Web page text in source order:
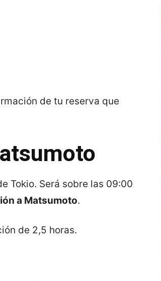
de tu reserva que
Tokio. Será sobre las 09:00
a Matsumoto.
de 2,5 horas.